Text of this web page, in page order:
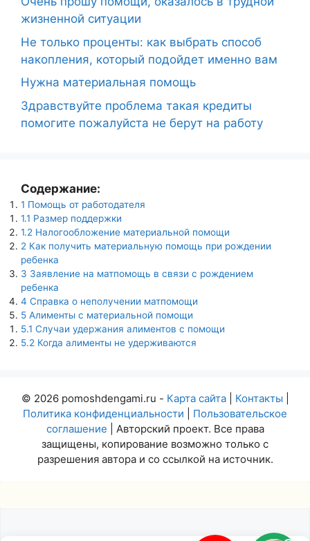
жизненной ситуации
Не только проценты: как выбрать способ
накопления, который подойдет именно вам
Нужна материальная помощь
Здравствуйте проблема такая кредиты
помогите пожалуйста не берут на работу
Содержание:
1 Помощь от работодателя
1.1 Размер поддержки
1.2 Налогообложение материальной помощи
2 Как получить материальную помощь при рождении
ребенка
3 Заявление на матпомощь в связи с рождением
ребенка
4 Справка о неполучении матпомощи
5 Алименты с материальной помощи
5.1 Случаи удержания алиментов с помощи
5.2 Когда алименты не удерживаются
© 2026 pomoshdengami.ru - Карта сайта| Контакты
Политика конфиденциальности
Пользовательское
соглашение | Авторский проект. Все права
защищены, копирование возможно только с
разрешения автора и со ссылкой на источник.